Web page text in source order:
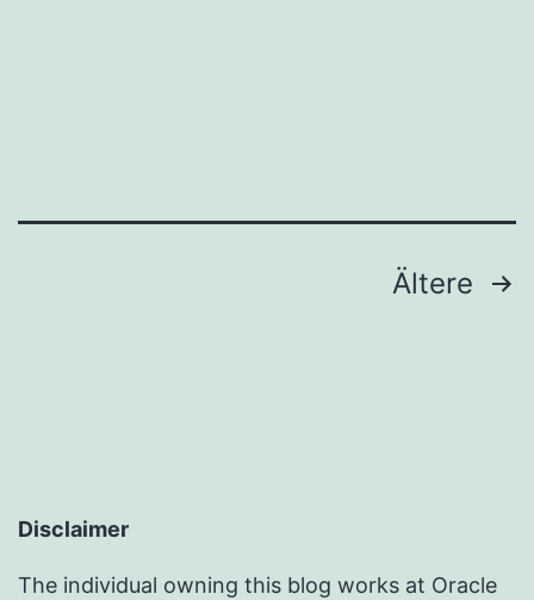
Seitennummerierung
Ältere
Disclaimer
The individual owning this blog works at Oracle